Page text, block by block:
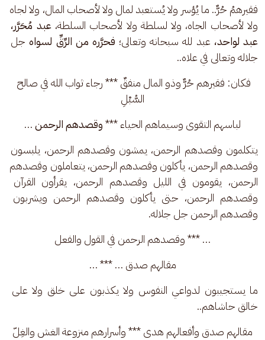
فقيرهمُ حُرٌّ.. ما يُؤسر ولا يُستعبد لمال ولا لأصحاب المال، ولا لجاه
ولا لأصحاب الجاه، ولا لسلطة ولا لأصحاب السلطة، عبد مُحَرَّر،
عبد لواحد، عبد لله سبحانه وتعالى؛ فحرَّره من الرِّقِّ لسواه جل
جلاله وتعالى في علاه..
فكان: فقيرهم حُرٌّ وذو المال منفقٌ *** رجاء ثواب الله في صالح
السُّبْلِ
لباسهم التقوى وسيماهم الحياء *** وقصدهم الرحمن …
يتكلمون وقصدهم الرحمن، يمشون وقصدهم الرحمن، يلبسون
وقصدهم الرحمن، يأكلون وقصدهم الرحمن، يتعاملون وقصدهم
الرحمن، يقومون في الليل وقصدهم الرحمن، يقرأون القرآن
وقصدهم الرحمن، حتى يأكلون وقصدهم الرحمن ويشربون
وقصدهم الرحمن جل جلاله.
… *** وقصدهم الرحمن في القول والفعل
مقالهم صدق … *** …
ما يستجيبون لدواعي النفوس ولا يكذبون على خلق ولا على
خالق حاشاهم..
مقالهم صدق وأفعالهم هدى *** وأسرارهم منزوعة الغش والغِلّ